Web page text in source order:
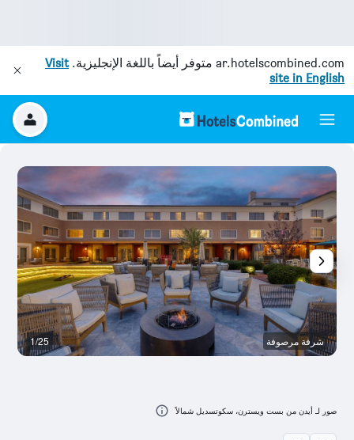
ar.hotelscombined.com متوفر أيضاً باللغة الإنجليزية.Visit
site in English
شرفة مرصوفة 1/25
صور لـ أيدن من بست ويسترن، سكوتسديل شمالاً